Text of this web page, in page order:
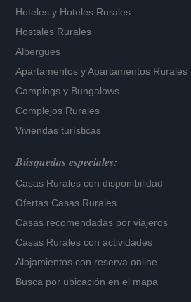
Hoteles y Hoteles Rurales
Hostales Rurales
Albergues
Apartamentos yApartamentos Rurales
Campings y Bungalows
Complejos Rurales
Viviendas turísticas
Búsquedas especiales:
Casas Rurales con disponibilidad
Ofertas Casas Rurales
Casas recomendadas por viajeros
Casas Rurales con actividades
Alojamientos con reserva online
Busca por ubicación en el mapa